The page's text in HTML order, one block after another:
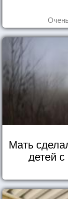
Мать
детей